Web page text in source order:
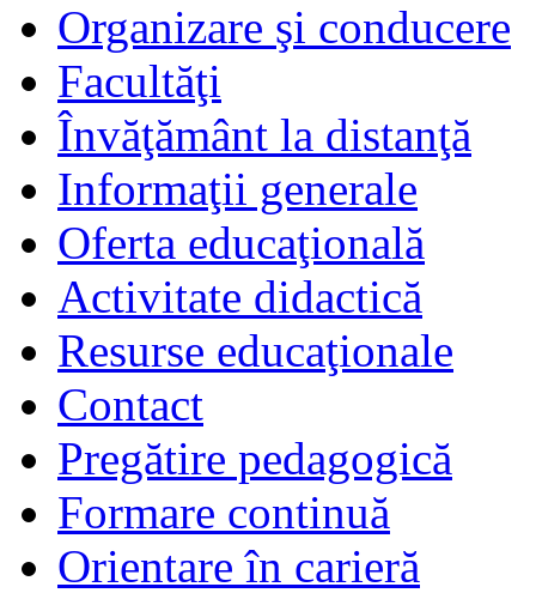
Organizare şi conducere
Facultăţi
Învăţământ la distanţă
Informaţii generale
Oferta educaţională
Activitate didactică
Resurse educaţionale
Contact
Pregătire pedagogică
Formare continuă
Orientare în carieră